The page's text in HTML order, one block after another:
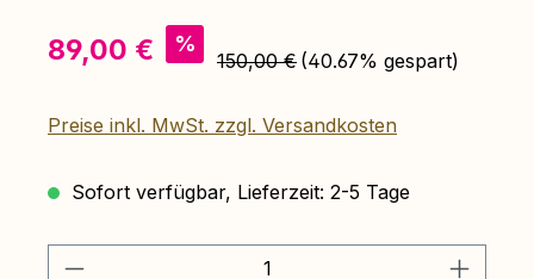
Verkaufspreis:
89,00 € %
Regulärer Preis:
150,00 € (40.67% gespart)
Preise inkl. MwSt. zzgl. Versandkosten
Sofort verfügbar, Lieferzeit: 2-5 Tage
Produkt Anzahl: Gib den